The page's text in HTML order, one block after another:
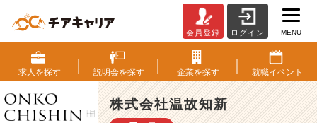
式
会
社
温
故
会員登録 ログイン MENU
求人を探す 説明会を探す 企業を探す 就職イベント
株式会社温故知新